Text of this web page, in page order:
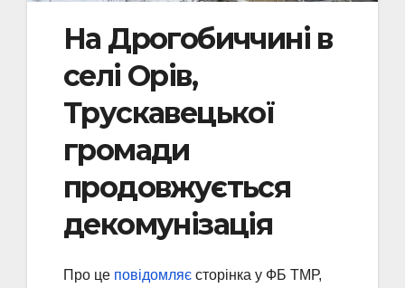
На Дрогобиччині в
селі Орів,
Трускавецької
громади
продовжується
декомунізація
Про це повідомляє сторінка у ФБ ТМР,